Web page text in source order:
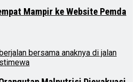
Mampir ke Website Pemda